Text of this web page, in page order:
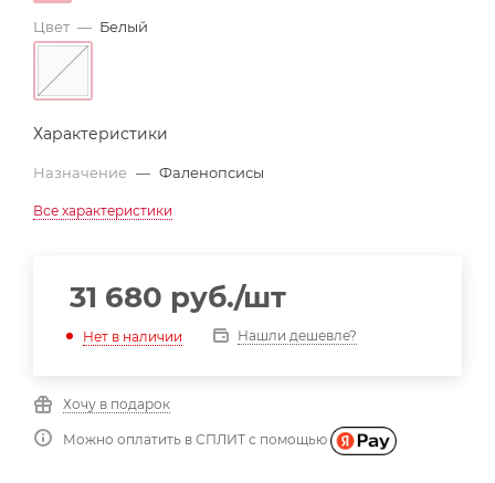
Цвет — Белый
Характеристики
Назначение — Фаленопсисы
Все характеристики
31 680 руб./шт
Нет в наличии Нашли дешевле?
Хочу в подарок
Можно оплатить в СПЛИТ с помощью